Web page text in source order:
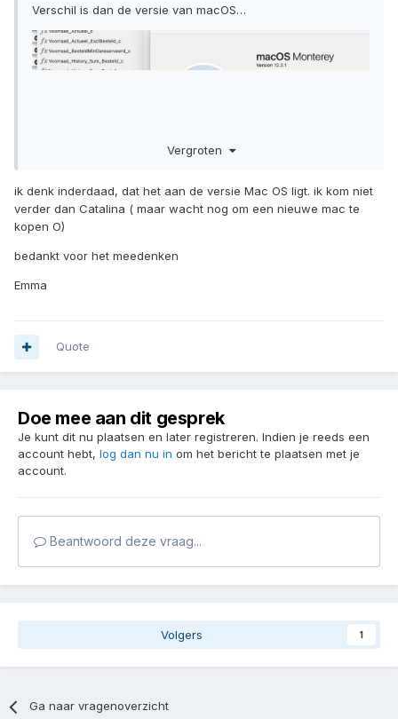
Verschil is dan de versie van macOS…
Vergroten
ik denk inderdaad, dat het aan de versie Mac OS ligt. ik kom niet
verder dan Catalina ( maar wacht nog om een nieuwe mac te
kopen O)
bedankt voor het meedenken
Emma
Quote
Doe mee aan dit gesprek
Je kunt dit nu plaatsen en later registreren. Indien je reeds een
account hebt, log dan nu in om het bericht te plaatsen met je
account.
Beantwoord deze vraag...
Volgers 1
Ga naar vragenoverzicht